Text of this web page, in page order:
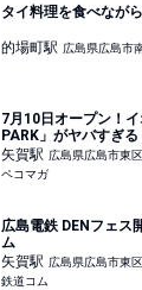
タイ料理を食べながら
的場町駅 広島県広島市
7月10日オープン！
PARK」がヤバすぎ
矢賀駅 広島県広島市東区
ペコマガ
広島電鉄 DENフェス
ム
矢賀駅 広島県広島市東区
鉄道コム